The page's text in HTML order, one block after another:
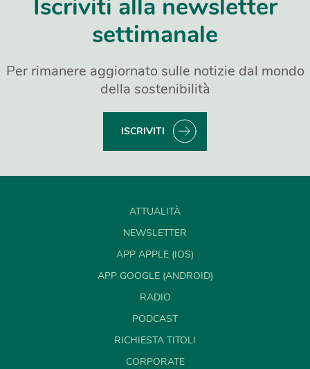
Iscriviti alla newsletter
settimanale
Per rimanere aggiornato sulle notizie dal mondo
della sostenibilità
ISCRIVITI
ATTUALITÀ
NEWSLETTER
APP APPLE (IOS)
APP GOOGLE (ANDROID)
RADIO
PODCAST
RICHIESTA TITOLI
CORPORATE